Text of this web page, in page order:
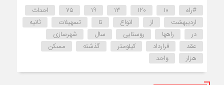
#راه ۱۰ ۱۲۰ ۱۳ ۱۹ ۷۵
احداث
اردیبهشت
از انواع تا تسهیلات
ثانیه
در
راهها روستایی سال
شهرسازی
عقد
قرارداد کیلومتر گذشته
مسکن
هزار
واحد